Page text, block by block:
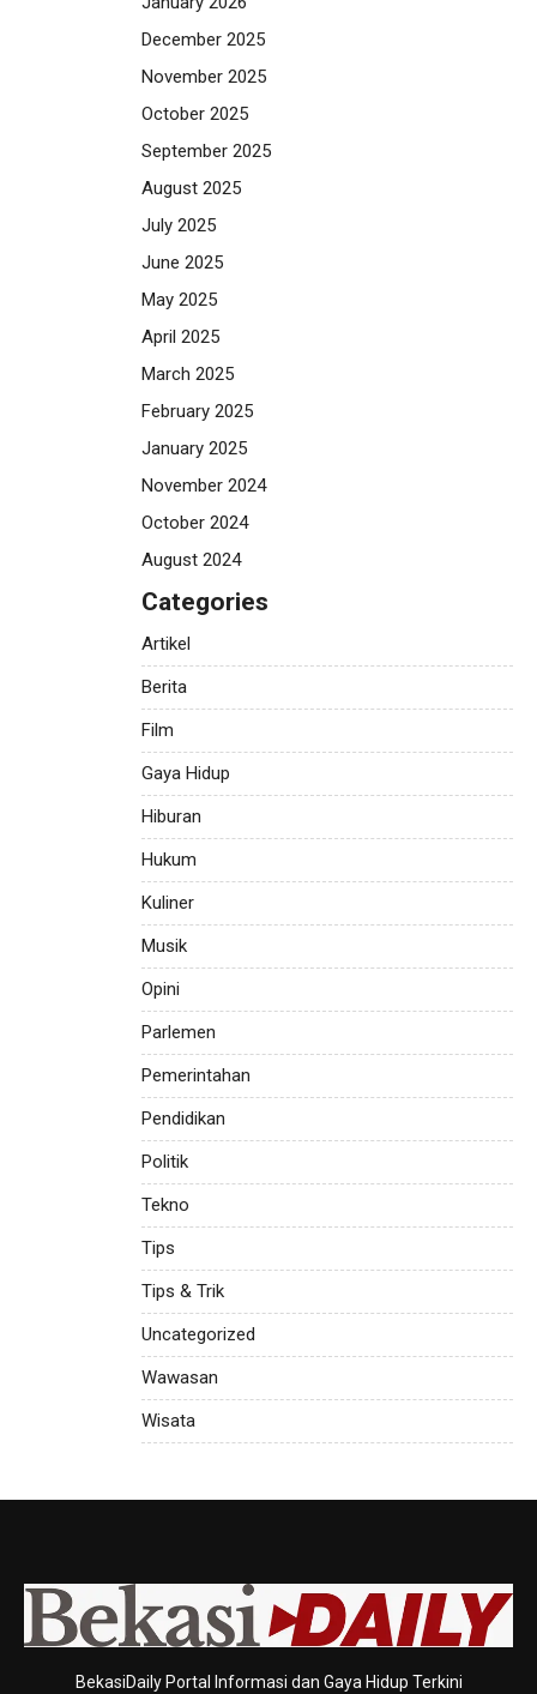
December 2025
November 2025
October 2025
September 2025
August 2025
July 2025
June 2025
May 2025
April 2025
March 2025
February 2025
January 2025
November 2024
October 2024
August 2024
Categories
Artikel
Berita
Film
Gaya Hidup
Hiburan
Hukum
Kuliner
Musik
Opini
Parlemen
Pemerintahan
Pendidikan
Politik
Tekno
Tips
Tips & Trik
Uncategorized
Wawasan
Wisata
BekasiDaily Portal Informasi dan Gaya Hidup Terkini